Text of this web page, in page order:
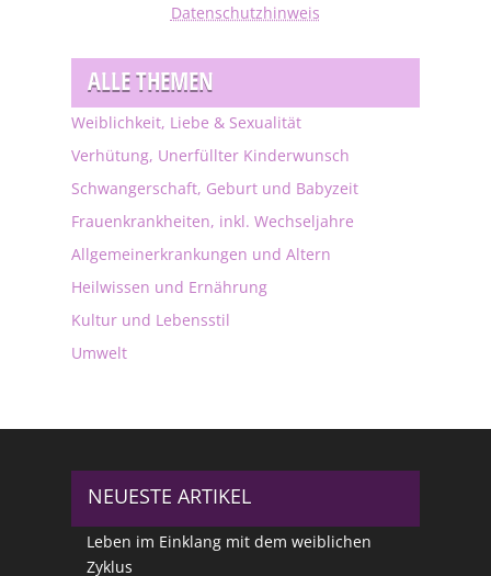
Datenschutzhinweis
ALLE THEMEN
Weiblichkeit, Liebe & Sexualität
Verhütung, Unerfüllter Kinderwunsch
Schwangerschaft, Geburt und Babyzeit
Frauenkrankheiten, inkl. Wechseljahre
Allgemeinerkrankungen und Altern
Heilwissen und Ernährung
Kultur und Lebensstil
Umwelt
NEUESTE ARTIKEL
Leben im Einklang mit dem weiblichen
Zyklus